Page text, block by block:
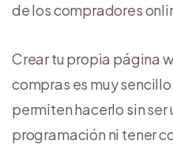
de los compradores
Crear tu propia página
compras es muy
permiten hacerlo sin ser
programación ni tener